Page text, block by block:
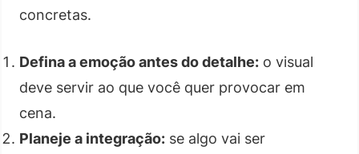
concretas.
Defina a emoção antes do detalhe: o visual
deve servir ao que você quer provocar em
cena.
Planeje a integração: se algo vai ser